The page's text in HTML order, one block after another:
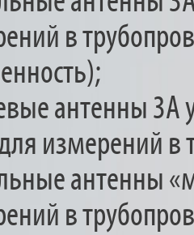
в
антенны 3А
измерений в
антенны «
в